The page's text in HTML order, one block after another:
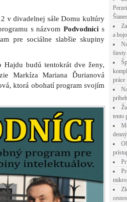
v divadelnej sále Domu kultúry
s názvomPodvodníci s
pre sociálne slabšie skupiny
budú tentokrát dve ženy,
Markíza Mariana Ďurianová
ktorá obohatí program svojím
a
práce
tento